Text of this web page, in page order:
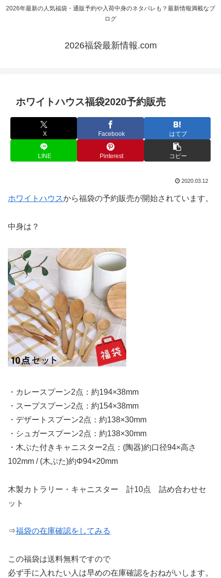
2026年最新の人気福袋・通販予約や入荷中身のネタバレも？最新情報満載なブ
ログ
2026福袋最新情報.com
ホワイトハウス福袋2020予約販売
X Facebook はてブ
LINE Pinterest コピー
2020.03.12
ホワイトハウスから福袋の予約販売が開始されています。
中身は？
・カレースプーン2点：約194×38mm
・スープスプーン2点：約154×38mm
・デザートスプーン2点：約138×30mm
・シュガースプーン2点：約138×30mm
・木ぶた付きキャニスター2点：(陶器)約口径94×高さ
102mm / (木ぶた)約Φ94×20mm
木製カトラリー・キャニスター 計10点 詰め合わせセ
ット
⇒福袋の在庫確認をしてみる
この福袋は送料無料ですので
必ず手に入れたい人は早めの在庫確認をおねがいします。